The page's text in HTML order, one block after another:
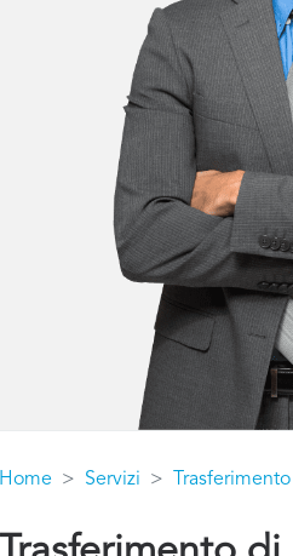
Home Servizi